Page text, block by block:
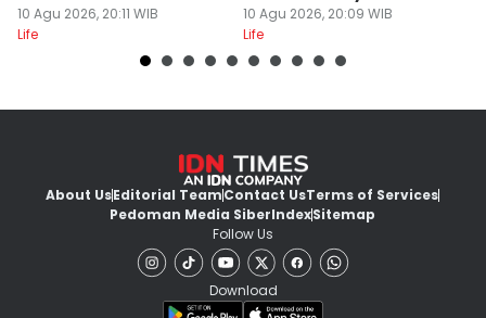
10 Agu 2026, 20:11 WIB
Life
10 Agu 2026, 20:09 WIB
Life
About UsEditorial TeamContact UsTerms of Services
Pedoman Media SiberIndexSitemap
Follow Us
Download